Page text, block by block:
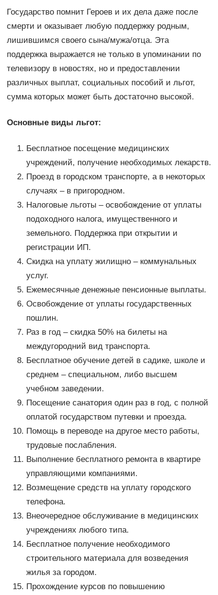
Государство помнит Героев и их дела даже после
смерти и оказывает любую поддержку родным,
лишившимся своего сына/мужа/отца. Эта
поддержка выражается не только в упоминании по
телевизору в новостях, но и предоставлении
различных выплат, социальных пособий и льгот,
сумма которых может быть достаточно высокой.
Основные виды льгот:
Бесплатное посещение медицинских
учреждений, получение необходимых лекарств.
Проезд в городском транспорте, а в некоторых
случаях – в пригородном.
Налоговые льготы – освобождение от уплаты
подоходного налога, имущественного и
земельного. Поддержка при открытии и
регистрации ИП.
Скидка на уплату жилищно – коммунальных
услуг.
Ежемесячные денежные пенсионные выплаты.
Освобождение от уплаты государственных
пошлин.
Раз в год – скидка 50% на билеты на
междугородний вид транспорта.
Бесплатное обучение детей в садике, школе и
среднем – специальном, либо высшем
учебном заведении.
Посещение санатория один раз в год, с полной
оплатой государством путевки и проезда.
Помощь в переводе на другое место работы,
трудовые послабления.
Выполнение бесплатного ремонта в квартире
управляющими компаниями.
Возмещение средств на уплату городского
телефона.
Внеочередное обслуживание в медицинских
учреждениях любого типа.
Бесплатное получение необходимого
строительного материала для возведения
жилья за городом.
Прохождение курсов по повышению